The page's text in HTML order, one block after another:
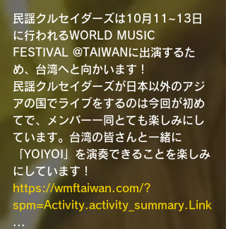
民謡クルセイダーズは10月11~13日
に行われるWORLD MUSIC
FESTIVAL @TAIWANに出演するた
め、台湾へと向かいます！
民謡クルセイダーズが日本以外のアジ
アの国でライブをするのは今回が初め
てで、メンバー一同とても楽しみにし
ています。台湾の皆さんと一緒に
「YOIYOI」を演奏できることを楽しみ
にしています！
https://wmftaiwan.com/?
spm=Activity.activity_summary.Link
...